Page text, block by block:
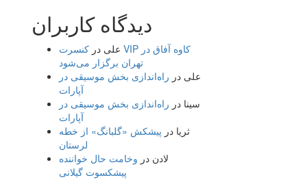
دیدگاه کاربران
علی درکنسرت VIP کاوه آفاق در
تهران برگزار می‌شود
علی در راه‌اندازی بخش موسیقی در
آپارات
سینا در راه‌اندازی بخش موسیقی در
آپارات
ثریا در پیشکش «گلبانگ» از خطه
لرستان
لادن در وخامت حال خواننده
پیشکسوت گیلانی